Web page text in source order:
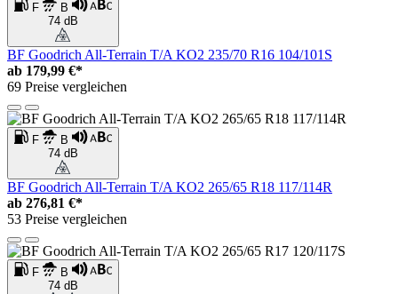
F
B
74 dB
BF Goodrich All-Terrain T/A KO2 235/70 R16 104/101S
ab 179,99 €*
69 Preise vergleichen
F
B
74 dB
BF Goodrich All-Terrain T/A KO2 265/65 R18 117/114R
ab 276,81 €*
53 Preise vergleichen
F
B
74 dB